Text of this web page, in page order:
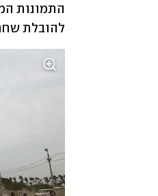
להובלת